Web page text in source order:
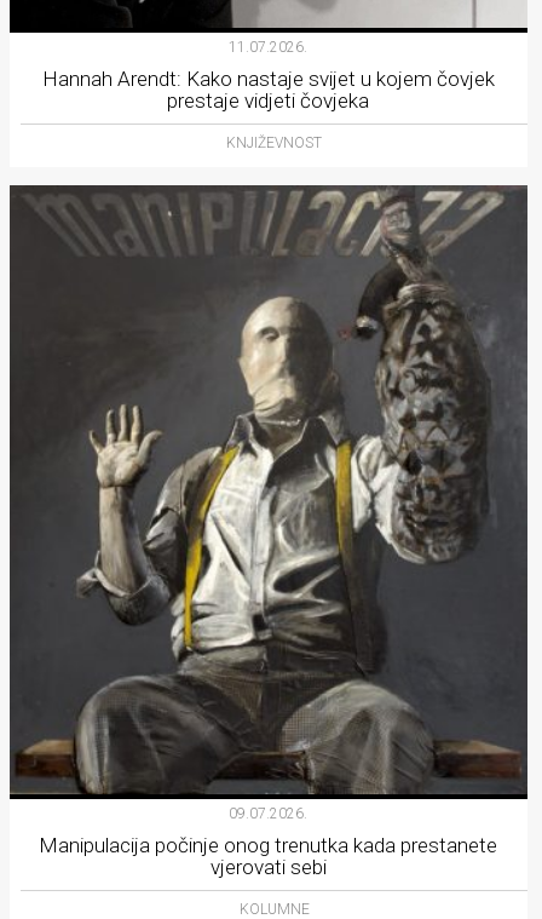
11.07.2026.
Hannah Arendt: Kako nastaje svijet u kojem čovjek
prestaje vidjeti čovjeka
KNJIŽEVNOST
09.07.2026.
Manipulacija počinje onog trenutka kada prestanete
vjerovati sebi
KOLUMNE